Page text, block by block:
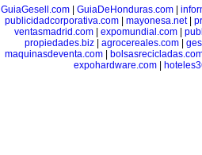
GuiaGesell.com| GuiaDeHonduras.com|
publicidadcorporativa.com
mayonesa.net|
ventasmadrid.com
expomundial.com
propiedades.biz| agrocereales.com|
maquinasdeventa.com
expohardware.com|